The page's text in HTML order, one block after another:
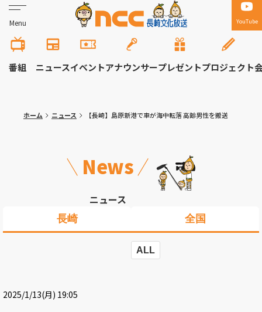
Menu YouTube
番組 ニュースイベントアナウンサープレゼントプロジェクト
ホーム ニュース 【長崎】島原新港で車が海中転落 高齢男性を搬送
News
ニュース
長崎 全国
ALL
2025/1/13(月) 19:05